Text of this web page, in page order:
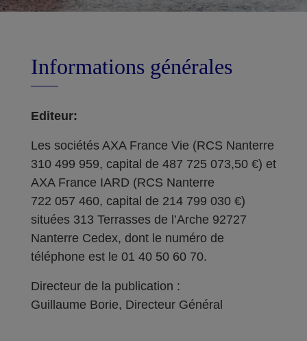
Informations générales
Editeur:
Les sociétés AXA France Vie (RCS Nanterre
310 499 959, capital de 487 725 073,50 €) et
AXA France IARD (RCS Nanterre
722 057 460, capital de 214 799 030 €)
situées 313 Terrasses de l’Arche 92727
Nanterre Cedex, dont le numéro de
téléphone est le 01 40 50 60 70.
Directeur de la publication :
Guillaume Borie, Directeur Général